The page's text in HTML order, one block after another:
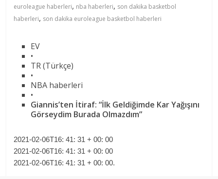
euroleague haberleri, nba haberleri, son dakika basketbol
haberleri, son dakika euroleague basketbol haberleri
EV
•
TR (Türkçe)
•
NBA haberleri
•
Giannis’ten İtiraf: “İlk Geldiğimde Kar Yağışını
Görseydim Burada Olmazdım”
2021-02-06T16: 41: 31 + 00: 00
2021-02-06T16: 41: 31 + 00: 00
2021-02-06T16: 41: 31 + 00: 00.